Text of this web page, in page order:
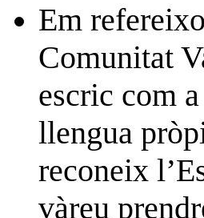
Em
Comunitat
escric com
llengua
reconeix
vàreu